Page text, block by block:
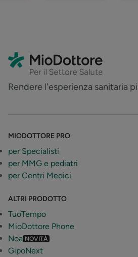
Rendere l'esperienza sanitaria
MIODOTTORE PRO
per Specialisti
per MMG e pediatri
per Centri Medici
ALTRI PRODOTTO
TuoTempo
MioDottore Phone
Noa NOVITÀ
GipoNext